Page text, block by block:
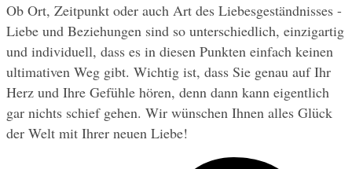
Ob Ort, Zeitpunkt oder auch Art des Liebesgeständnisses -
Liebe und Beziehungen sind so unterschiedlich, einzigartig
und individuell, dass es in diesen Punkten einfach keinen
ultimativen Weg gibt. Wichtig ist, dass Sie genau auf Ihr
Herz und Ihre Gefühle hören, denn dann kann eigentlich
gar nichts schief gehen. Wir wünschen Ihnen alles Glück
der Welt mit Ihrer neuen Liebe!